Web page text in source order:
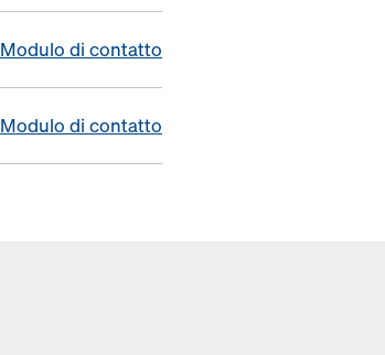
Modulo di contatto
Modulo di contatto